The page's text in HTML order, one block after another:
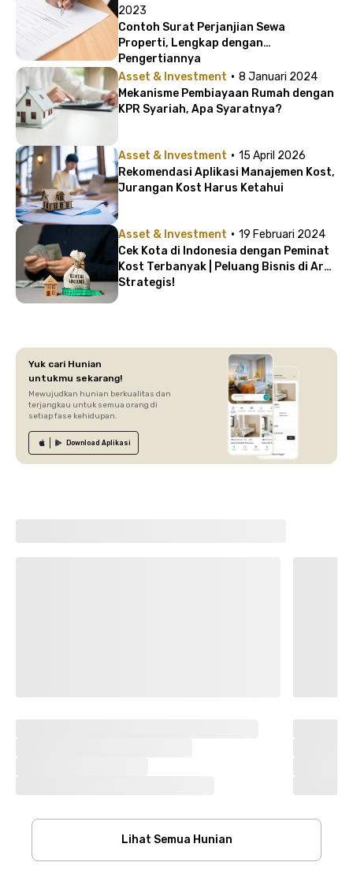
2023
Contoh Surat Perjanjian Sewa
Properti, Lengkap dengan
Pengertiannya
Asset & Investment · 8 Januari 2024
Mekanisme Pembiayaan Rumah dengan
KPR Syariah, Apa Syaratnya?
Asset & Investment · 15 April 2026
Rekomendasi Aplikasi Manajemen Kost,
Jurangan Kost Harus Ketahui
Asset & Investment · 19 Februari 2024
Cek Kota di Indonesia dengan Peminat
Kost Terbanyak | Peluang Bisnis di Area
Strategis!
Yuk cari Hunian
untukmu sekarang!
Mewujudkan hunian berkualitas dan
terjangkau untuk semua orang di
setiap fase kehidupan.
Download Aplikasi
Lihat Semua Hunian